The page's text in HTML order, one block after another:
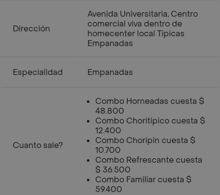
Dirección
Avenida Universitaria, Centro
comercial viva dentro de
homecenter local Típicas
Empanadas
Especialidad Empanadas
Cuanto sale?
Combo Horneadas cuesta $
48.800
Combo Choritipico cuesta $
12.400
Combo Choripin cuesta $
10.700
Combo Refrescante cuesta
$ 36.500
Combo Familiar cuesta $
59.400